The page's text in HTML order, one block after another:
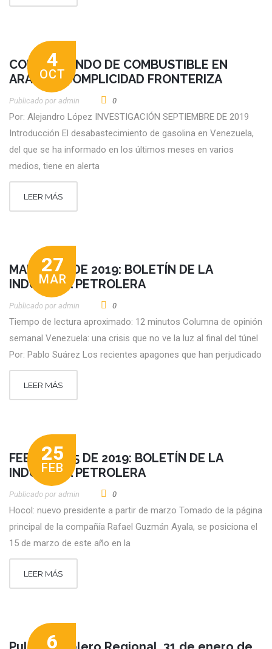
4
OCT
CONTRABANDO DE COMBUSTIBLE EN
ARAUCA: COMPLICIDAD FRONTERIZA
Publicado por Admin 0
Por: Alejandro López INVESTIGACIÓN SEPTIEMBRE DE 2019
Introducción El desabastecimiento de gasolina en Venezuela,
del que se ha informado en los últimos meses en varios
medios, tiene en alerta
LEER MÁS
27
MAR
MARZO 26 DE 2019: BOLETÍN DE LA
INDUSTRIA PETROLERA
Publicado por Admin 0
Tiempo de lectura aproximado: 12 minutos Columna de opinión
semanal Venezuela: una crisis que no ve la luz al final del túnel
Por: Pablo Suárez Los recientes apagones que han perjudicado
LEER MÁS
25
FEB
FEBRERO 25 DE 2019: BOLETÍN DE LA
INDUSTRIA PETROLERA
Publicado por Admin 0
Hocol: nuevo presidente a partir de marzo Tomado de la página
principal de la compañía Rafael Guzmán Ayala, se posiciona el
15 de marzo de este año en la
LEER MÁS
6